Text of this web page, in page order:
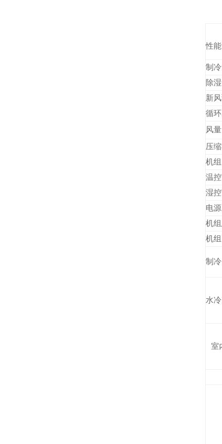
性能
制
除
新
循
风量
压
机
温
湿
电源
机
机
制
水
室